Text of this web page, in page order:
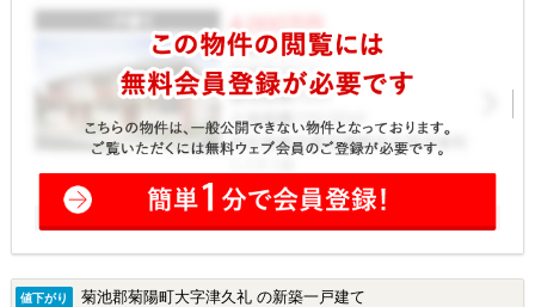
値下がり 菊池郡菊陽町大字津久礼 の新築一戸建て